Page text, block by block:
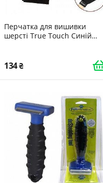
Перчатка для вишивки
шерсті True Touch Синій
134